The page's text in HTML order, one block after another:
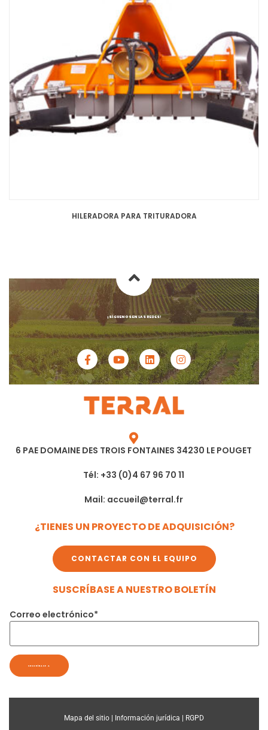
HILERADORA PARA TRITURADORA
¡SÍGUENOS EN LAS REDES!
6 PAE DOMAINE DES TROIS FONTAINES 34230 LE POUGET
Tél: +33 (0)4 67 96 70 11
Mail: accueil@terral.fr
¿TIENES UN PROYECTO DE ADQUISICIÓN?
CONTACTAR CON EL EQUIPO
SUSCRÍBASE A NUESTRO BOLETÍN
Correo electrónico*
Mapa del sitio | Información jurídica | RGPD